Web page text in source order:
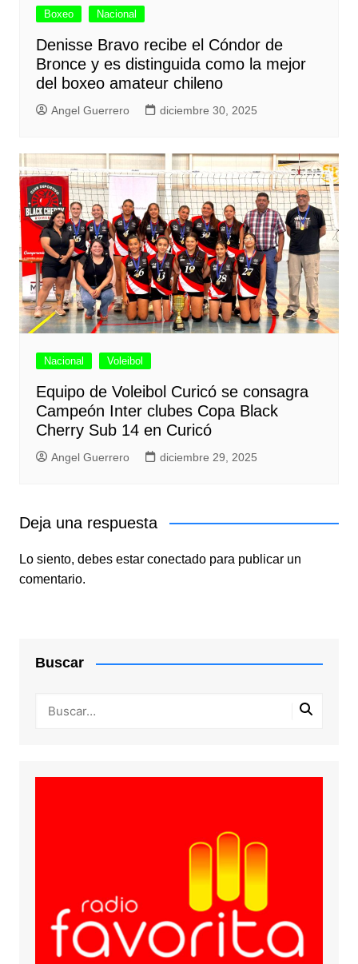
Boxeo Nacional
Denisse Bravo recibe el Cóndor de
Bronce y es distinguida como la mejor
del boxeo amateur chileno
Angel Guerrero diciembre 30, 2025
Nacional Voleibol
Equipo de Voleibol Curicó se consagra
Campeón Inter clubes Copa Black
Cherry Sub 14 en Curicó
Angel Guerrero diciembre 29, 2025
Deja una respuesta
Lo siento, debes estar conectadopara publicar un
comentario.
Buscar